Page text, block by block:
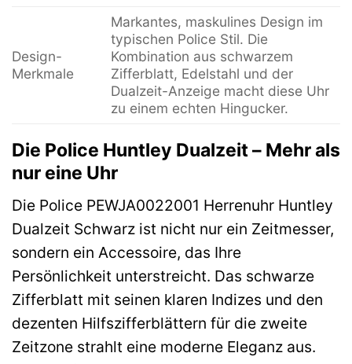
Design-
Merkmale
Markantes, maskulines Design im
typischen Police Stil. Die
Kombination aus schwarzem
Zifferblatt, Edelstahl und der
Dualzeit-Anzeige macht diese Uhr
zu einem echten Hingucker.
Die Police Huntley Dualzeit – Mehr als
nur eine Uhr
Die Police PEWJA0022001 Herrenuhr Huntley
Dualzeit Schwarz ist nicht nur ein Zeitmesser,
sondern ein Accessoire, das Ihre
Persönlichkeit unterstreicht. Das schwarze
Zifferblatt mit seinen klaren Indizes und den
dezenten Hilfszifferblättern für die zweite
Zeitzone strahlt eine moderne Eleganz aus.